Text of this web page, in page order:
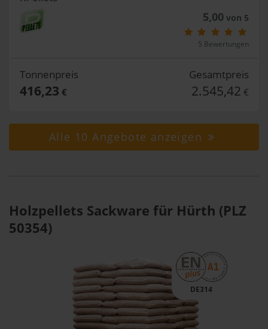
5,00 von 5
5 Bewertungen
Tonnenpreis
416,23 €
Gesamtpreis
2.545,42 €
Alle 10 Angebote anzeigen
Holzpellets Sackware für Hürth (PLZ
50354)
DE314